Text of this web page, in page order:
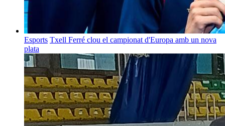
Esports Txell Ferré clou el campionat d'Europa amb un nova
plata